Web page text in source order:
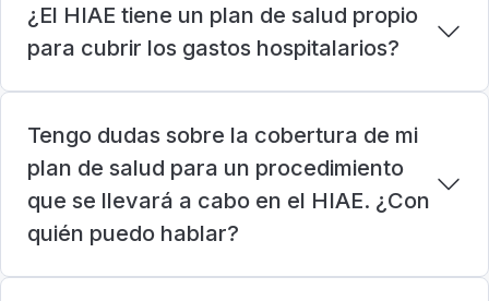
¿El HIAE tiene un plan de salud propio
para cubrir los gastos hospitalarios?
Tengo dudas sobre la cobertura de mi
plan de salud para un procedimiento
que se llevará a cabo en el HIAE. ¿Con
quién puedo hablar?